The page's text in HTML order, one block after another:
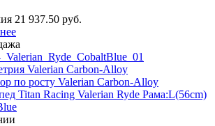
21 937.50 руб.
Titan Racing Valerian Ryde Рама:L(56cm)